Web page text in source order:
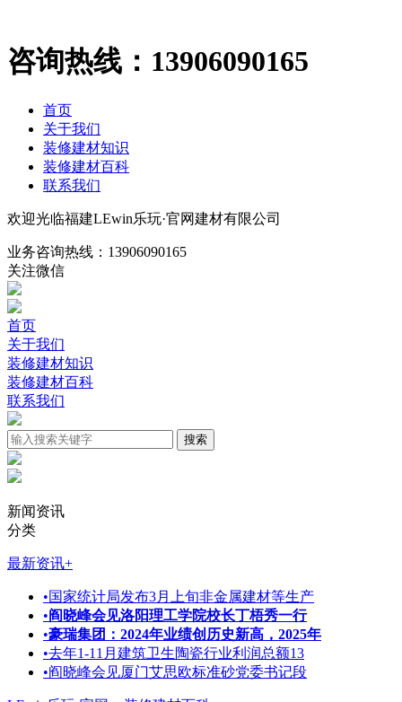
咨询热线： 13906090165
首页
关于我们
装修建材知识
装修建材百科
联系我们
欢迎光临福建LEwin乐玩·官网建材有限公司
业务咨询热线： 13906090165
关注微信
首页
关于我们
装修建材知识
装修建材百科
联系我们
新闻资讯
分类
最新资讯+
•国家统计局发布3月上旬非金属建材等生产
•阎晓峰会见洛阳理工学院校长丁梧秀一行
•豪瑞集团：2024年业绩创历史新高，2025年
•去年1-11月建筑卫生陶瓷行业利润总额13
•阎晓峰会见厦门艾思欧标准砂党委书记段